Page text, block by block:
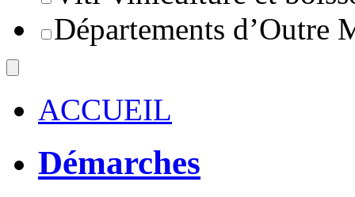
Départements d’Outre
ACCUEIL
Démarches